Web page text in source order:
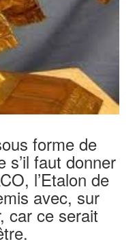
forme de
s’il faut donner
l’Etalon de
avec, sur
car ce serait